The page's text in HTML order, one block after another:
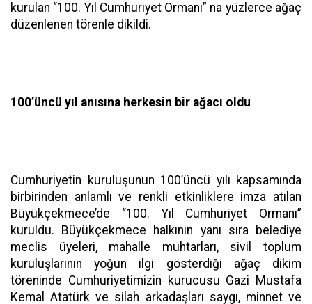
kurulan “100. Yıl Cumhuriyet Ormanı” na yüzlerce ağaç
düzenlenen törenle dikildi.
100’üncü yıl anısına herkesin bir ağacı oldu
Cumhuriyetin kuruluşunun 100’üncü yılı kapsamında
birbirinden anlamlı ve renkli etkinliklere imza atılan
Büyükçekmece’de “100. Yıl Cumhuriyet Ormanı”
kuruldu. Büyükçekmece halkının yanı sıra belediye
meclis üyeleri, mahalle muhtarları, sivil toplum
kuruluşlarının yoğun ilgi gösterdiği ağaç dikim
töreninde Cumhuriyetimizin kurucusu Gazi Mustafa
Kemal Atatürk ve silah arkadaşları saygı, minnet ve